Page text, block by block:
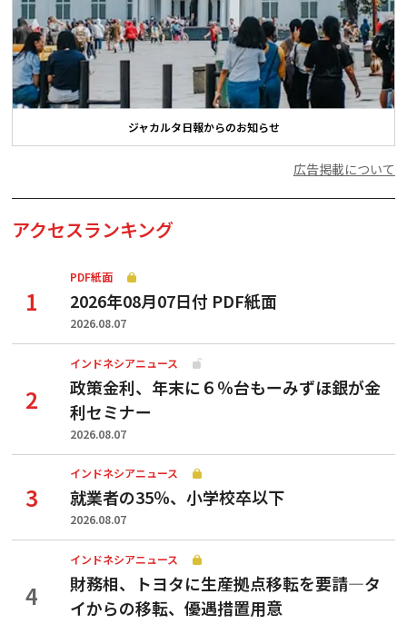
ジャカルタ日報からのお知らせ
広告掲載について
アクセスランキング
PDF紙面
2026年08月07日付 PDF紙面
2026.08.07
インドネシアニュース
政策金利、年末に６％台もーみずほ銀が金
利セミナー
2026.08.07
インドネシアニュース
就業者の35％、小学校卒以下
2026.08.07
インドネシアニュース
財務相、トヨタに生産拠点移転を要請—タ
イからの移転、優遇措置用意